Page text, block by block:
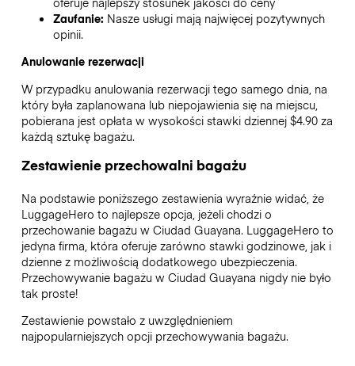
Zaufanie: Nasze usługi mają najwięcej pozytywnych
opinii.
Anulowanie rezerwacji
W przypadku anulowania rezerwacji tego samego dnia, na
który była zaplanowana lub niepojawienia się na miejscu,
pobierana jest opłata w wysokości stawki dziennej $4.90 za
każdą sztukę bagażu.
Zestawienie przechowalni bagażu
Na podstawie poniższego zestawienia wyraźnie widać, że
LuggageHero to najlepsze opcja, jeżeli chodzi o
przechowanie bagażu w Ciudad Guayana. LuggageHero to
jedyna firma, która oferuje zarówno stawki godzinowe, jak i
dzienne z możliwością dodatkowego ubezpieczenia.
Przechowywanie bagażu w Ciudad Guayana nigdy nie było
tak proste!
Zestawienie powstało z uwzględnieniem
najpopularniejszych opcji przechowywania bagażu.